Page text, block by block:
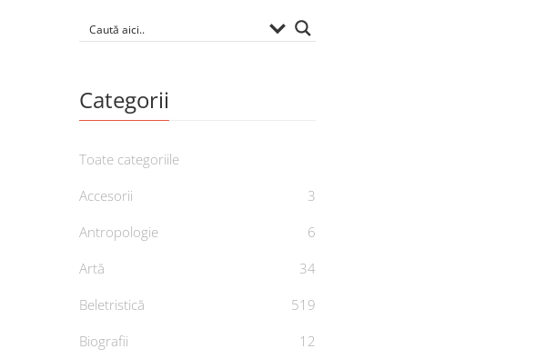
Categorii
Toate categoriile
Accesorii
3
Antropologie
6
Artă
34
Beletristică
519
Biografii
12